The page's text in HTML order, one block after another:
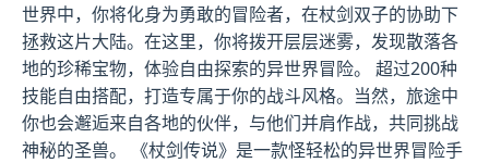
世界中，你将化身为勇敢的冒险者，在杖剑双子的协助下
拯救这片大陆。在这里，你将拨开层层迷雾，发现散落各
地的珍稀宝物，体验自由探索的异世界冒险。 超过200种
技能自由搭配，打造专属于你的战斗风格。当然，旅途中
你也会邂逅来自各地的伙伴，与他们并肩作战，共同挑战
神秘的圣兽。 《杖剑传说》是一款怪轻松的异世界冒险手